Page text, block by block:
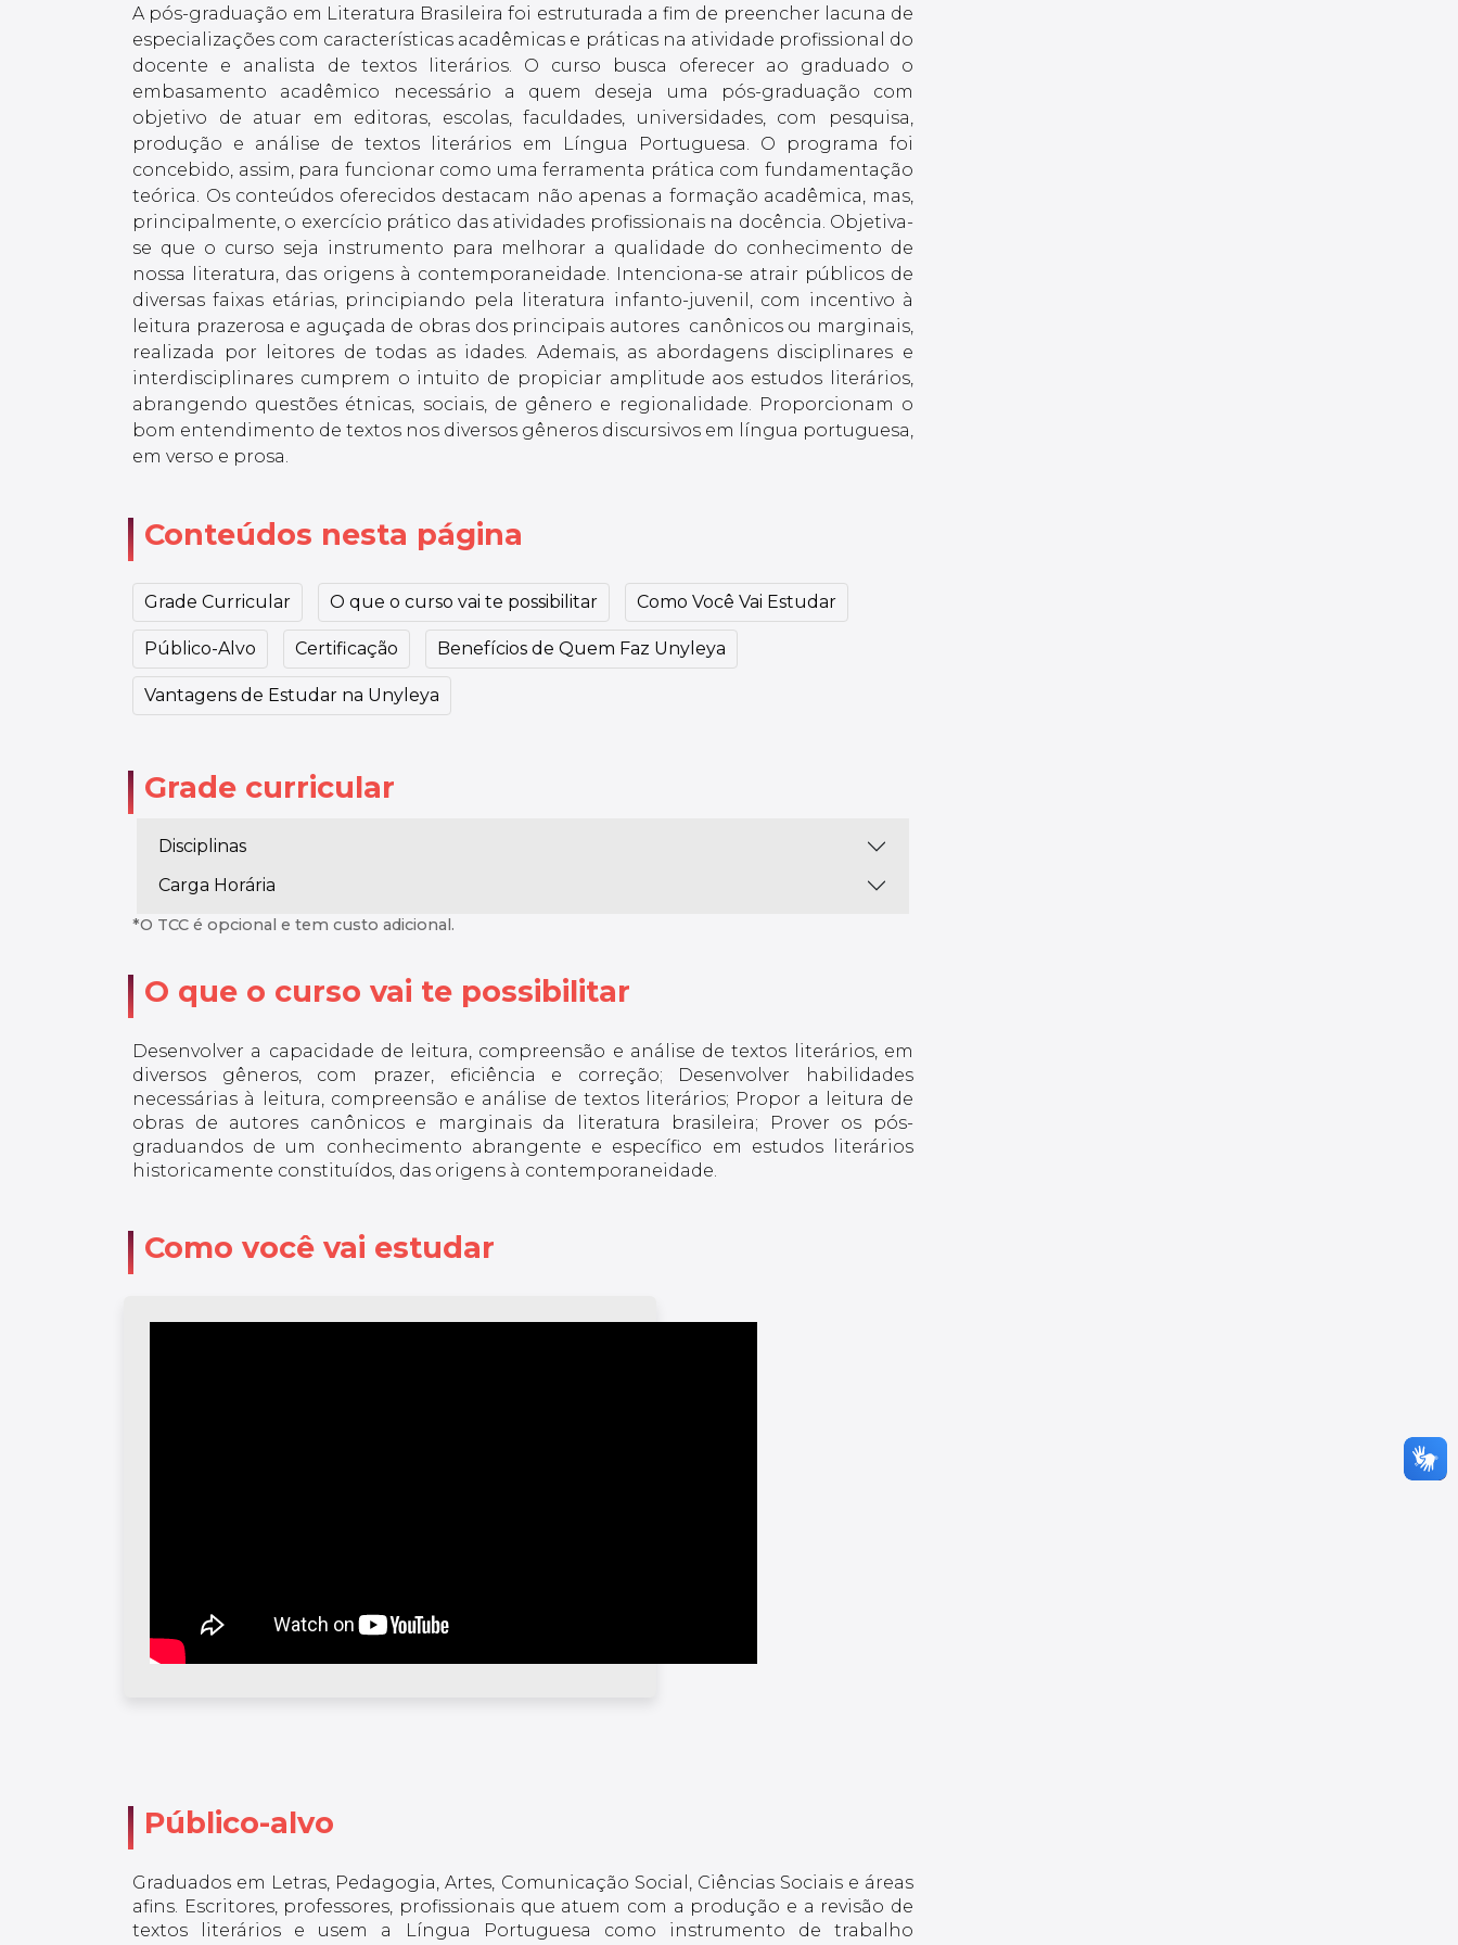
A pós-graduação em Literatura Brasileira foi estruturada a fim de preencher lacuna de
especializações com características acadêmicas e práticas na atividade profissional do
docente e analista de textos literários. O curso busca oferecer ao graduado o
embasamento acadêmico necessário a quem deseja uma pós-graduação com
objetivo de atuar em editoras, escolas, faculdades, universidades, com pesquisa,
produção e análise de textos literários em Língua Portuguesa. O programa foi
concebido, assim, para funcionar como uma ferramenta prática com fundamentação
teórica. Os conteúdos oferecidos destacam não apenas a formação acadêmica, mas,
principalmente, o exercício prático das atividades profissionais na docência. Objetiva-
se que o curso seja instrumento para melhorar a qualidade do conhecimento de
nossa literatura, das origens à contemporaneidade. Intenciona-se atrair públicos de
diversas faixas etárias, principiando pela literatura infanto-juvenil, com incentivo à
leitura prazerosa e aguçada de obras dos principais autores  canônicos ou marginais,
realizada por leitores de todas as idades. Ademais, as abordagens disciplinares e
interdisciplinares cumprem o intuito de propiciar amplitude aos estudos literários,
abrangendo questões étnicas, sociais, de gênero e regionalidade. Proporcionam o
bom entendimento de textos nos diversos gêneros discursivos em língua portuguesa,
em verso e prosa.
Conteúdos nesta página
Grade Curricular O que o curso vai te possibilitar Como Você Vai Estudar
Público-Alvo Certificação Benefícios de Quem Faz Unyleya
Vantagens de Estudar na Unyleya
Grade curricular
Disciplinas
Carga Horária
*O TCC é opcional e tem custo adicional.
O que o curso vai te possibilitar
Desenvolver a capacidade de leitura, compreensão e análise de textos literários, em
diversos gêneros, com prazer, eficiência e correção; Desenvolver habilidades
necessárias à leitura, compreensão e análise de textos literários; Propor a leitura de
obras de autores canônicos e marginais da literatura brasileira; Prover os pós-
graduandos de um conhecimento abrangente e específico em estudos literários
historicamente constituídos, das origens à contemporaneidade.
Como você vai estudar
Público-alvo
Graduados em Letras, Pedagogia, Artes, Comunicação Social, Ciências Sociais e áreas
afins. Escritores, professores, profissionais que atuem com a produção e a revisão de
textos literários e usem a Língua Portuguesa como instrumento de trabalho